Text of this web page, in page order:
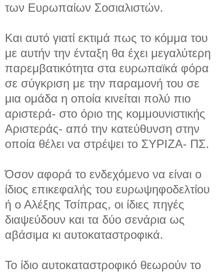
των Ευρωπαίων Σοσιαλιστών.
Και αυτό γιατί εκτιμά πως το κόμμα του
με αυτήν την ένταξη θα έχει μεγαλύτερη
παρεμβατικότητα στα ευρωπαϊκά φόρα
σε σύγκριση με την παραμονή του σε
μια ομάδα η οποία κινείται πολύ πιο
αριστερά- στο όριο της κομμουνιστικής
Αριστεράς- από την κατεύθυνση στην
οποία θέλει να στρέψει το ΣΥΡΙΖΑ- ΠΣ.
Όσον αφορά το ενδεχόμενο να είναι ο
ίδιος επικεφαλής του ευρωψηφοδελτίου
ή ο Αλέξης Τσίπρας, οι ίδιες πηγές
διαψεύδουν και τα δύο σενάρια ως
αβάσιμα κι αυτοκαταστροφικά.
Το ίδιο αυτοκαταστροφικό θεωρούν το